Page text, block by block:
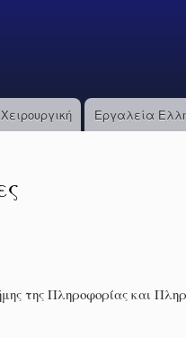
Εργαλεία
της Πληροφορίας και